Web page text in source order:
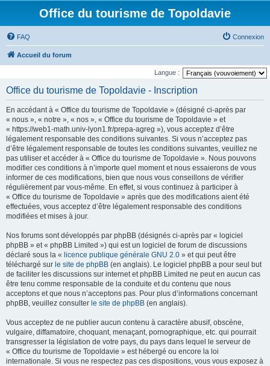
Office du tourisme de Topoldavie
FAQ Connexion
Accueil du forum
Langue :
Office du tourisme de Topoldavie - Inscription
En accédant à « Office du tourisme de Topoldavie » (désigné ci-après par
« nous », « notre », « nos », « Office du tourisme de Topoldavie » et
« https://web1-math.univ-lyon1.fr/prepa-agreg »), vous acceptez d’être
légalement responsable des conditions suivantes. Si vous n’acceptez pas
d’être légalement responsable de toutes les conditions suivantes, veuillez ne
pas utiliser et accéder à « Office du tourisme de Topoldavie ». Nous pouvons
modifier ces conditions à n’importe quel moment et nous essaierons de vous
informer de ces modifications, bien que nous vous conseillons de vérifier
régulièrement par vous-même. En effet, si vous continuez à participer à
« Office du tourisme de Topoldavie » après que des modifications aient été
effectuées, vous acceptez d’être légalement responsable des conditions
modifiées et mises à jour.
Nos forums sont développés par phpBB (désignés ci-après par « logiciel
phpBB » et « phpBB Limited ») qui est un logiciel de forum de discussions
déclaré sous la « licence publique générale GNU 2.0 » et qui peut être
téléchargé sur le site de phpBB (en anglais). Le logiciel phpBB a pour seul but
de faciliter les discussions sur internet et phpBB Limited ne peut en aucun cas
être tenu comme responsable de la conduite et du contenu que nous
acceptons et que nous n’acceptons pas. Pour plus d’informations concernant
phpBB, veuillez consulter le site de phpBB (en anglais).
Vous acceptez de ne publier aucun contenu à caractère abusif, obscène,
vulgaire, diffamatoire, choquant, menaçant, pornographique, etc. qui pourrait
transgresser la législation de votre pays, du pays dans lequel le serveur de
« Office du tourisme de Topoldavie » est hébergé ou encore la loi
internationale. Si vous ne respectez pas ces dispositions, vous vous exposez à